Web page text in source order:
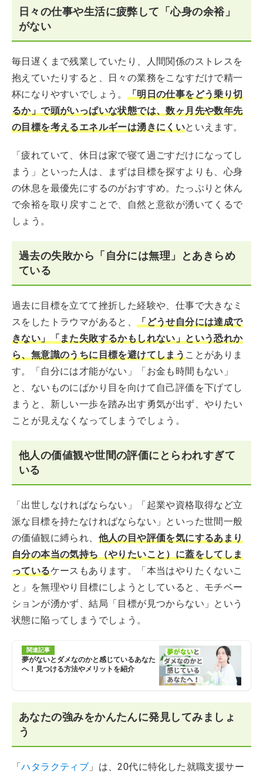
日々の仕事や生活に疲弊して「心身の余裕」
がない
毎日遅くまで残業していたり、人間関係のストレスを
抱えていたりすると、日々の業務をこなすだけで精一
杯になりやすいでしょう。 「明日の仕事をどう乗り切
るか」で頭がいっぱいな状態では、数ヶ月先や数年先
の目標を考えるエネルギーは湧きにくいといえます。
「疲れていて、休日は家で寝て過ごすだけになってし
まう」といった人は、まずは目標を探すよりも、心身
の休息を最優先にするのがおすすめ。たっぷりと休ん
で余裕を取り戻すことで、自然と意欲が湧いてくるで
しょう。
過去の失敗から「自分には無理」とあきらめ
ている
過去に目標を立てて挫折した経験や、仕事で大きなミ
スをしたトラウマがあると、「どうせ自分には達成で
きない」「また失敗するかもしれない」という恐れか
ら、無意識のうちに目標を避けてしまうことがありま
す。「自分には才能がない」「お金も時間もない」
と、ないものにばかり目を向けて自己評価を下げてし
まうと、新しい一歩を踏み出す勇気が出ず、やりたい
ことが見えなくなってしまうでしょう。
他人の価値観や世間の評価にとらわれすぎて
いる
「出世しなければならない」「起業や資格取得など立
派な目標を持たなければならない」といった世間一般
の価値観に縛られ、 他人の目や評価を気にするあまり
自分の本当の気持ち（やりたいこと）に蓋をしてしま
っているケースもあります。「本当はやりたくないこ
と」を無理やり目標にしようとしていると、モチベー
ションが湧かず、結局「目標が見つからない」という
状態に陥ってしまうでしょう。
関連記事
夢がないとダメなのかと感じているあなた
へ！見つける方法やメリットを紹介
あなたの強みをかんたんに発見してみましょ
う
「ハタラクティブ 」は、20代に特化した就職支援サー